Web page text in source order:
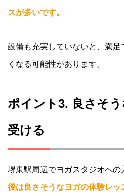
スが多いです。
設備も充実していないと、満
くなる可能性があります。
ポイント3. 良さそ
受ける
堺東駅周辺でヨガスタジオへの
後は良さそうなヨガの体験レ